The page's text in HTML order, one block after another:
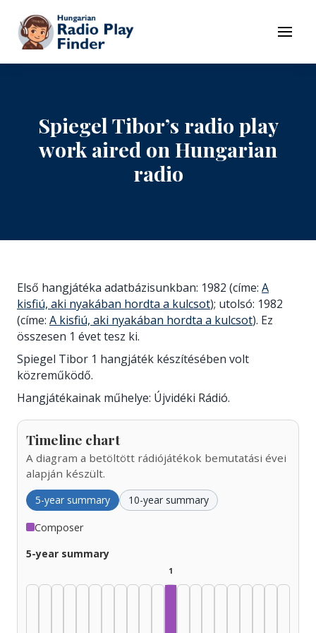
To contents
Menu
Spiegel Tibor’s radio play
work aired on Hungarian
radio
Első hangjátéka adatbázisunkban: 1982 (címe: A
kisfiú, aki nyakában hordta a kulcsot); utolsó: 1982
(címe: A kisfiú, aki nyakában hordta a kulcsot). Ez
összesen 1 évet tesz ki.
Spiegel Tibor 1 hangjáték készítésében volt
közreműködő.
Hangjátékainak műhelye: Újvidéki Rádió.
Timeline chart
A diagram a betöltött rádiójátékok bemutatási évei
alapján készült.
5-year summary 10-year summary
Composer
5-year summary
1